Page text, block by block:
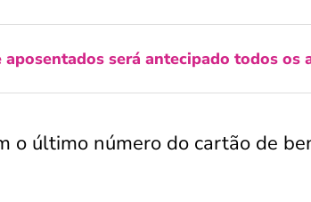
será antecipado todos os
o último número do cartão de